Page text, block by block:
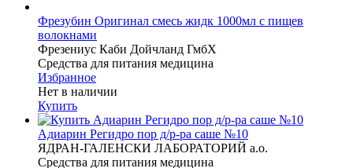
Фрезубин Оригинал смесь жидк 1000мл с пищев
волокнами
Фрезениус Каби Дойчланд ГмбХ
Средства для питания медицина
Избранное
Нет в наличии
Купить
Адиарин Регидро пор д/р-ра саше №10
ЯДРАН-ГАЛЕНСКИ ЛАБОРАТОРИЙ а.о.
Средства для питания медицина